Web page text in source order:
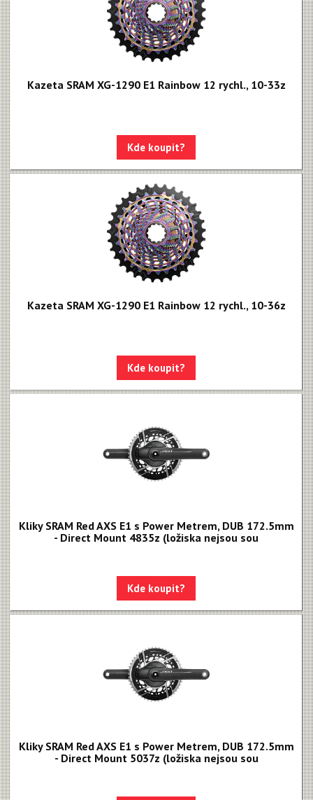
Kazeta SRAM XG-1290 E1 Rainbow 12 rychl., 10-33z
Kde koupit?
Kazeta SRAM XG-1290 E1 Rainbow 12 rychl., 10-36z
Kde koupit?
Kliky SRAM Red AXS E1 s Power Metrem, DUB 172.5mm
- Direct Mount 4835z (ložiska nejsou sou
Kde koupit?
Kliky SRAM Red AXS E1 s Power Metrem, DUB 172.5mm
- Direct Mount 5037z (ložiska nejsou sou